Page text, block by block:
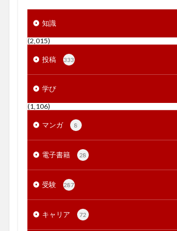
知識
(2,015)
投稿 333
学び
(1,106)
マンガ 8
電子書籍 28
受験 287
キャリア 72